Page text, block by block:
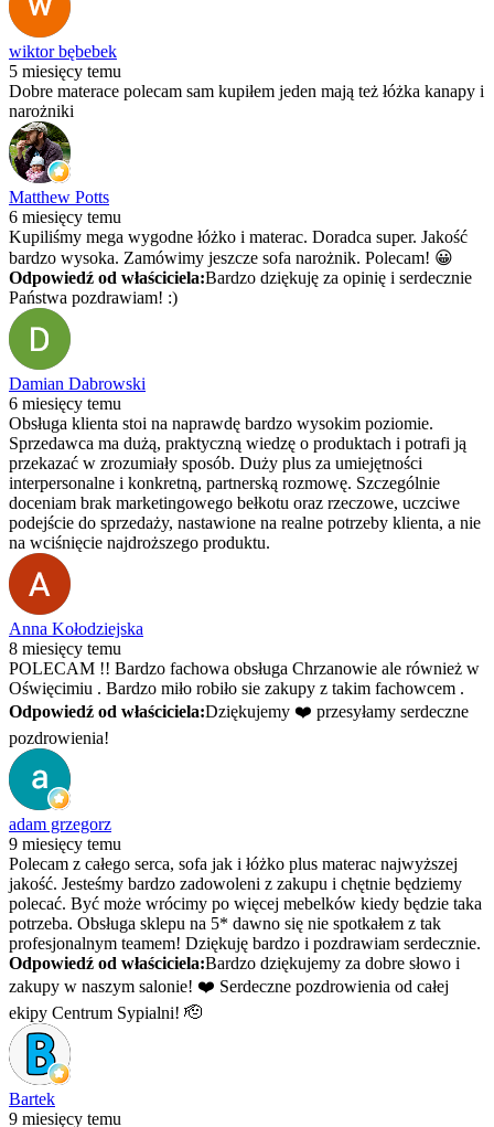
wiktor bębebek
5 miesięcy temu
Dobre materace polecam sam kupiłem jeden mają też łóżka kanapy i
narożniki
Matthew Potts
6 miesięcy temu
Kupiliśmy mega wygodne łóżko i materac. Doradca super. Jakość
bardzo wysoka. Zamówimy jeszcze sofa narożnik. Polecam! 😀
Odpowiedź od właściciela:Bardzo dziękuję za opinię i serdecznie
Państwa pozdrawiam! :)
Damian Dabrowski
6 miesięcy temu
Obsługa klienta stoi na naprawdę bardzo wysokim poziomie.
Sprzedawca ma dużą, praktyczną wiedzę o produktach i potrafi ją
przekazać w zrozumiały sposób. Duży plus za umiejętności
interpersonalne i konkretną, partnerską rozmowę. Szczególnie
doceniam brak marketingowego bełkotu oraz rzeczowe, uczciwe
podejście do sprzedaży, nastawione na realne potrzeby klienta, a nie
na wciśnięcie najdroższego produktu.
Anna Kołodziejska
8 miesięcy temu
POLECAM !! Bardzo fachowa obsługa Chrzanowie ale również w
Oświęcimiu . Bardzo miło robiło sie zakupy z takim fachowcem .
Odpowiedź od właściciela:Dziękujemy ❤️ przesyłamy serdeczne
pozdrowienia!
adam grzegorz
9 miesięcy temu
Polecam z całego serca, sofa jak i łóżko plus materac najwyższej
jakość. Jesteśmy bardzo zadowoleni z zakupu i chętnie będziemy
polecać. Być może wrócimy po więcej mebelków kiedy będzie taka
potrzeba. Obsługa sklepu na 5* dawno się nie spotkałem z tak
profesjonalnym teamem! Dziękuję bardzo i pozdrawiam serdecznie.
Odpowiedź od właściciela:Bardzo dziękujemy za dobre słowo i
zakupy w naszym salonie! ❤️ Serdeczne pozdrowienia od całej
ekipy Centrum Sypialni! 🫡
Bartek
9 miesięcy temu